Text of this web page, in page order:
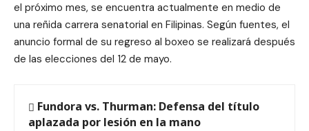
el próximo mes, se encuentra actualmente en medio de
una reñida carrera senatorial en Filipinas. Según fuentes, el
anuncio formal de su regreso al boxeo se realizará después
de las elecciones del 12 de mayo.
Fundora vs. Thurman: Defensa del título
aplazada por lesión en la mano